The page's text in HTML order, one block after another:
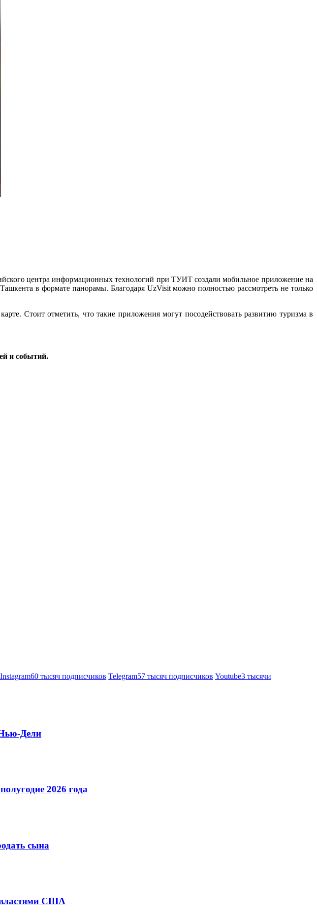
центра информационных технологий при ТУИТ создали мобильное приложение на
в формате панорамы. Благодаря UzVisit можно полностью рассмотреть не только
Стоит отметить, что такие приложения могут посодействовать развитию туризма в
и событий.
Instagram60 тысяч подписчиков Telegram57 тысяч подписчиков Youtube3 тысячи
Дели
2026 года
сына
США